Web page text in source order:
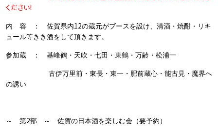
ください！
内 容 ： 佐賀県内12の蔵元がブースを設け、清酒・焼酎・リキ
ュール等きき酒をして頂きます。
参加蔵 ： 基峰鶴・天吹・七田・東鶴・万齢・松浦一
古伊万里前・東長・東一・肥前蔵心・能古見・魔界へ
の誘い
～ 第2部 ～ 佐賀の日本酒を楽しむ会（要予約）